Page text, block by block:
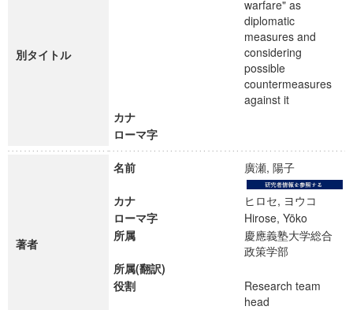
別タイトル
warfare" as
diplomatic
measures and
considering
possible
countermeasures
against it
カナ
ローマ字
著者
名前 廣瀬, 陽子
カナ
ヒロセ, ヨウコ
ローマ字
Hirose, Yōko
所属
慶應義塾大学総合
政策学部
所属(翻訳)
役割
Research team
head